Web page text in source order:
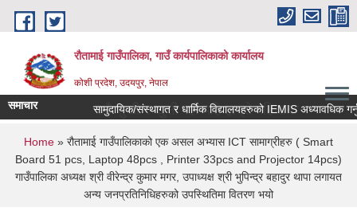
Skip to main content
रौतामाई गाउँपालिका, गाउँ कार्यपालिकाको कार्यालय
कोशी प्रदेश, उदयपुर, नेपाल
सबै सुखी र खुसी रहौं यहि हाम्रो पहिचान"
समाचार
You are here
Home » रौतामाई गाउँपालिकाको एक असल अभ्यास ICT सामाग्रीहरु ( Smart
Board 51 pcs, Laptop 48pcs , Printer 33pcs and Projector 14pcs)
गाउँपालिका अध्यक्ष श्री वीरेन्द्र कुमार मगर, उपाध्यक्ष श्री भुपिन्द्र बहादुर थापा लगायत
अन्य जनप्रतिनिधिहरुको उपस्थितिमा वितरण भयो